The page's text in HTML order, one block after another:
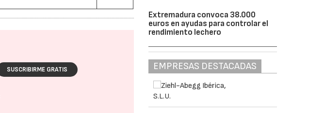
SUSCRIBIRME GRATIS
Extremadura convoca 38.000
euros en ayudas para controlar el
rendimiento lechero
EMPRESAS DESTACADAS